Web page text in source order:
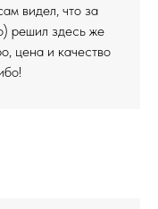
видел, что за
решил здесь же
цена и качество